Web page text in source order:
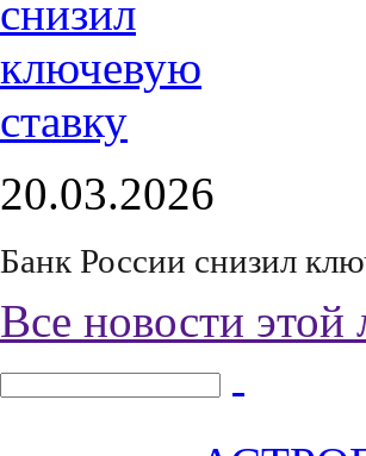
20.03.2026
Банк России снизил
Все новости этой